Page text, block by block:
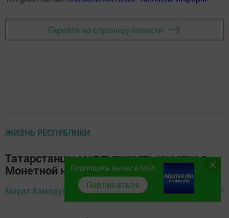
Перейти на страницу новости
ЖИЗНЬ РЕСПУБЛИКИ
Татарстанцы могут принять участие в
Монетной неделе
Марат Хамидуллин, 14 октября 2024 -
15:08
0
Подпишись на нас в MAX
Подписаться